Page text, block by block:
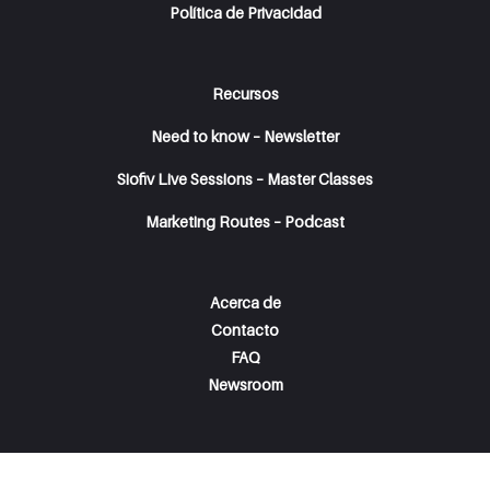
Política de Privacidad
Recursos
Need to know – Newsletter
Siofiv Live Sessions – Master Classes
Marketing Routes – Podcast
Acerca de
Contacto
FAQ
Newsroom